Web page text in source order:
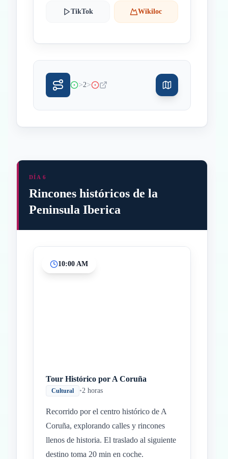
TikTok Wikiloc
>2>
DÍA 6
Rincones históricos de la
Peninsula Iberica
10:00 AM
Tour Histórico por A Coruña
Cultural •2 horas
Recorrido por el centro histórico de A
Coruña, explorando calles y rincones
llenos de historia. El traslado al siguiente
destino toma 20 min en coche.